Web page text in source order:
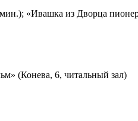
«Ивашка из Дворца
(Конева, 6, читальный зал)